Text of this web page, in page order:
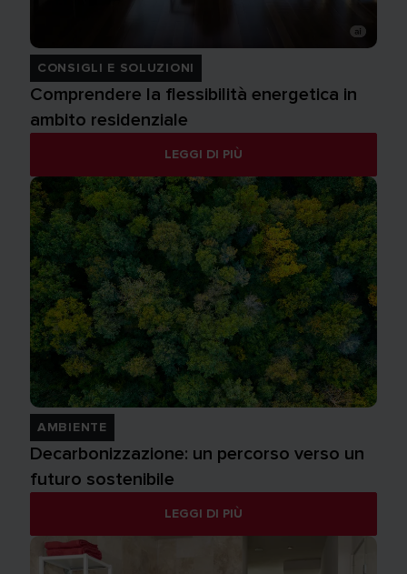
CONSIGLI E SOLUZIONI
Comprendere la flessibilità energetica in
ambito residenziale
LEGGI DI PIÙ
AMBIENTE
Decarbonizzazione: un percorso verso un
futuro sostenibile
LEGGI DI PIÙ